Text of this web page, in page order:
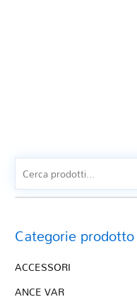
Categorie prodotto
ACCESSORI
ANCE VAR